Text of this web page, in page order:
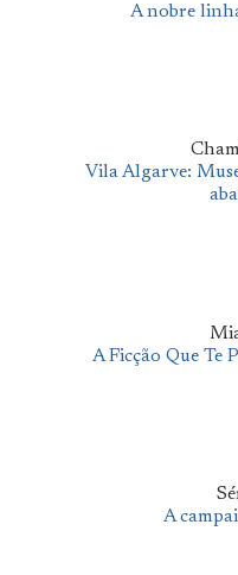
A nobre
Vila Algarve:
A Ficção Que Te
A